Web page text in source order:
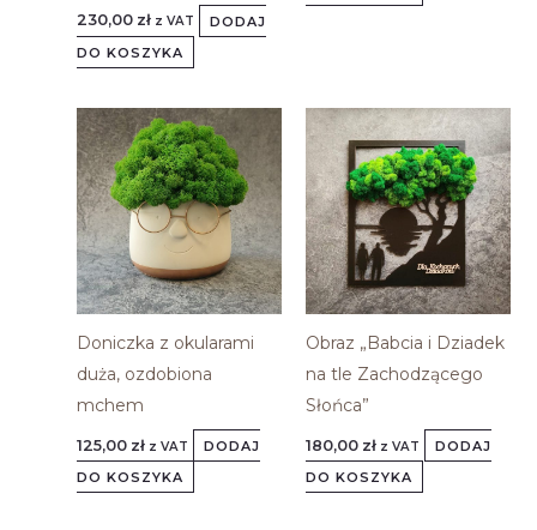
230,00 zł z VAT
DODAJ
DO KOSZYKA
Doniczka z okularami
duża, ozdobiona
mchem
125,00 zł z VAT
DODAJ
DO KOSZYKA
Obraz „Babcia i Dziadek
na tle Zachodzącego
Słońca”
180,00 zł z VAT
DODAJ
DO KOSZYKA